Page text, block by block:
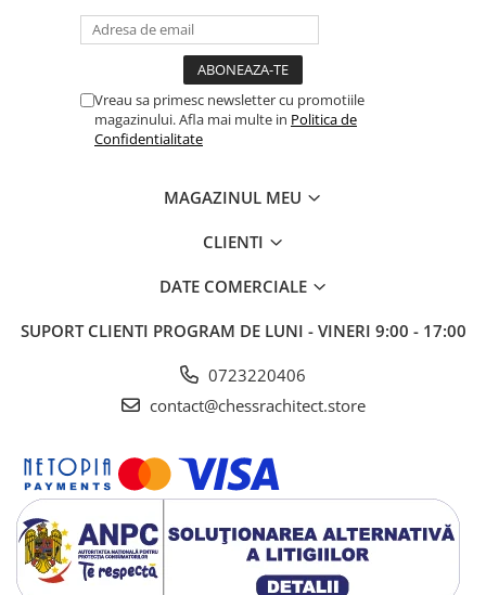
Vreau sa primesc newsletter cu promotiile
magazinului. Afla mai multe in Politica de
Confidentialitate
MAGAZINUL MEU
CLIENTI
DATE COMERCIALE
SUPORT CLIENTI PROGRAM DE LUNI - VINERI 9:00 - 17:00
0723220406
contact@chessrachitect.store